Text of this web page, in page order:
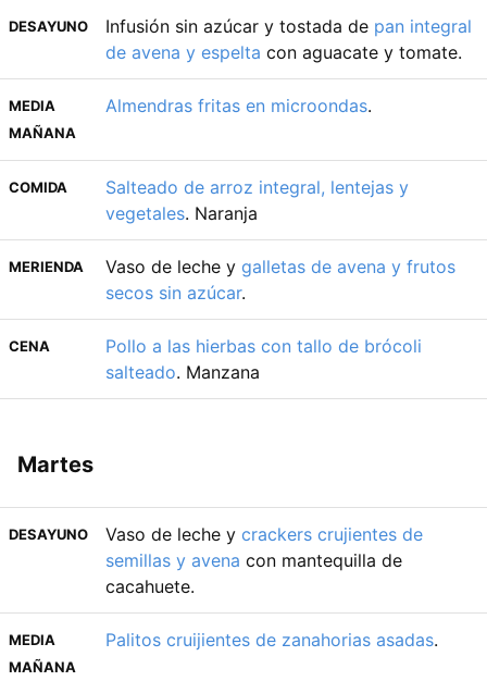
DESAYUNO Infusión sin azúcar y tostada de pan integral
de avena y espelta con aguacate y tomate.
MEDIA
MAÑANA
Almendras fritas en microondas.
COMIDA
Salteado de arroz integral, lentejas y
vegetales. Naranja
MERIENDA Vaso de leche y galletas de avena y frutos
secos sin azúcar.
CENA
Pollo a las hierbas con tallo de brócoli
salteado. Manzana
Martes
DESAYUNO Vaso de leche y crackers crujientes de
semillas y avena con mantequilla de
cacahuete.
MEDIA
MAÑANA
Palitos cruijientes de zanahorias asadas.